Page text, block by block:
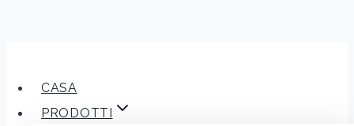
contenuto
CASA
PRODOTTI